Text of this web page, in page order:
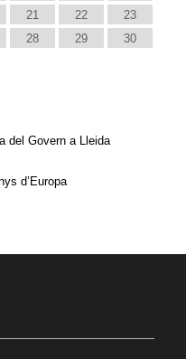
21 22
23
28 29
30
del Govern a Lleida
d’Europa